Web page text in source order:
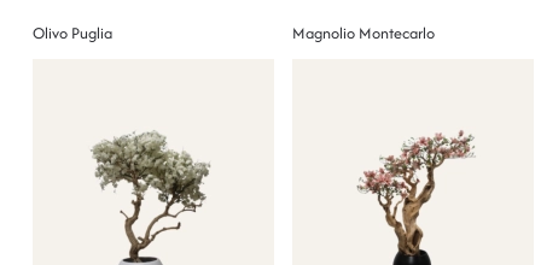
Olivo Puglia Magnolio Montecarlo